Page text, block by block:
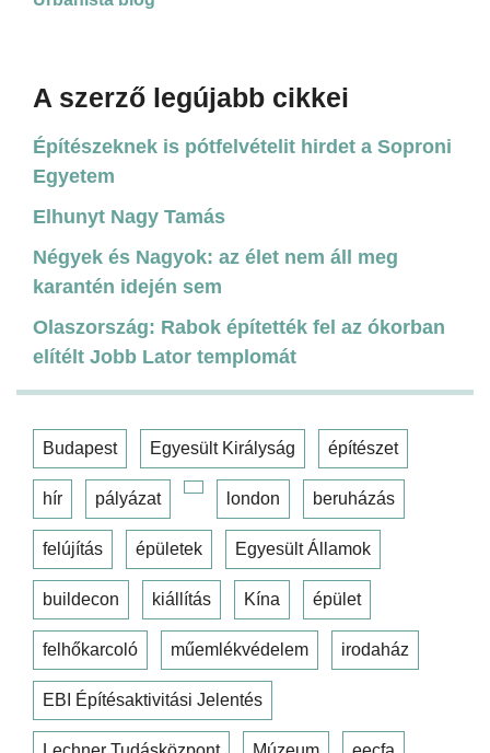
A szerző legújabb cikkei
Építészeknek is pótfelvételit hirdet a Soproni
Egyetem
Elhunyt Nagy Tamás
Négyek és Nagyok: az élet nem áll meg
karantén idején sem
Olaszország: Rabok építették fel az ókorban
elítélt Jobb Lator templomát
Budapest Egyesült Királyság építészet
hír pályázat london beruházás
felújítás épületek Egyesült Államok
buildecon kiállítás Kína épület
felhőkarcoló műemlékvédelem irodaház
EBI Építésaktivitási Jelentés